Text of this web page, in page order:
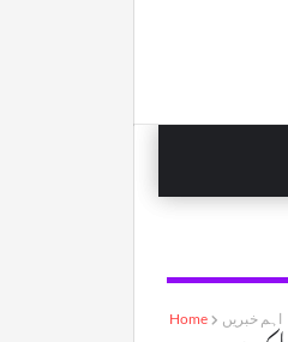
Home اہم خبریں